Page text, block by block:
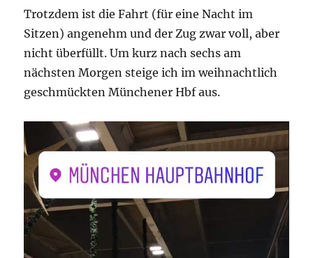
Trotzdem ist die Fahrt (für eine Nacht im
Sitzen) angenehm und der Zug zwar voll, aber
nicht überfüllt. Um kurz nach sechs am
nächsten Morgen steige ich im weihnachtlich
geschmückten Münchener Hbf aus.
Video-
Player